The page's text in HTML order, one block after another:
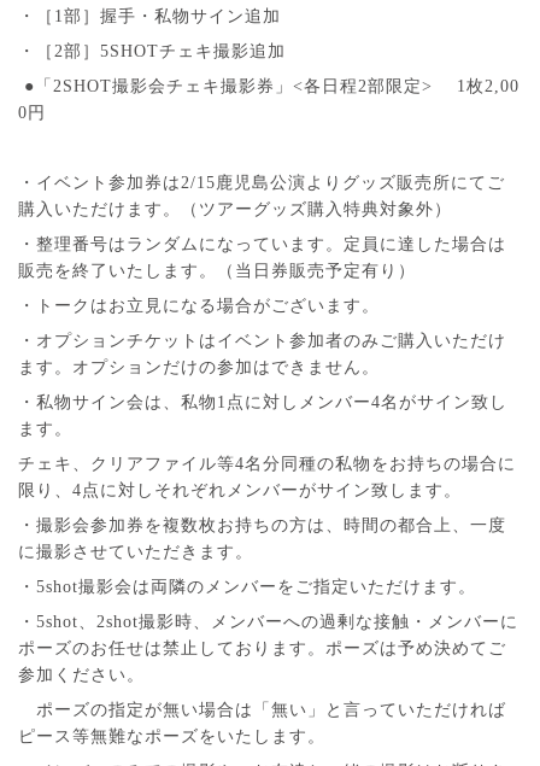
・［1部］握手・私物サイン追加
・［2部］5SHOTチェキ撮影追加
●「2SHOT撮影会チェキ撮影券」<各日程2部限定> 1枚2,00
0円
・イベント参加券は2/15鹿児島公演よりグッズ販売所にてご
購入いただけます。（ツアーグッズ購入特典対象外）
・整理番号はランダムになっています。定員に達した場合は
販売を終了いたします。（当日券販売予定有り）
・トークはお立見になる場合がございます。
・オプションチケットはイベント参加者のみご購入いただけ
ます。オプションだけの参加はできません。
・私物サイン会は、私物1点に対しメンバー4名がサイン致し
ます。
チェキ、クリアファイル等4名分同種の私物をお持ちの場合に
限り、4点に対しそれぞれメンバーがサイン致します。
・撮影会参加券を複数枚お持ちの方は、時間の都合上、一度
に撮影させていただきます。
・5shot撮影会は両隣のメンバーをご指定いただけます。
・5shot、2shot撮影時、メンバーへの過剰な接触・メンバーに
ポーズのお任せは禁止しております。ポーズは予め決めてご
参加ください。
ポーズの指定が無い場合は「無い」と言っていただければ
ピース等無難なポーズをいたします。